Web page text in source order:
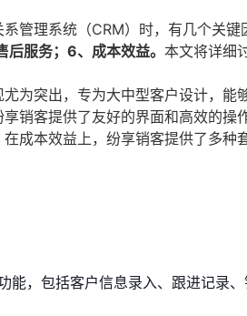
管理系统（CRM）时，有几个关键
服务；6、成本效益。 本文将详细
为突出，专为大中型客户设计，
销客提供了友好的界面和高效的操
成本效益上，纷享销客提供了多种
能，包括客户信息录入、跟进记录、